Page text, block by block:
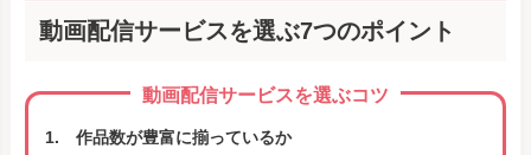
動画配信サービスを選ぶ7つのポイント
動画配信サービスを選ぶコツ
作品数が豊富に揃っているか